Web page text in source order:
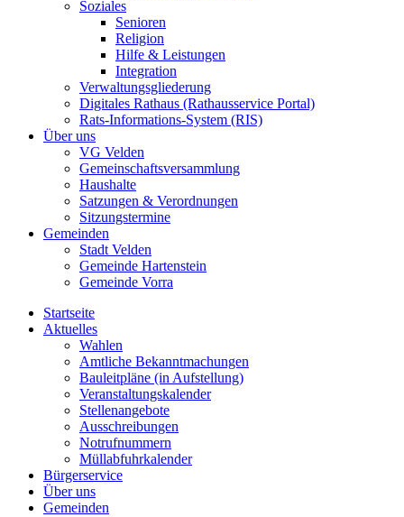
Soziales
Senioren
Religion
Hilfe & Leistungen
Integration
Verwaltungsgliederung
Digitales Rathaus (Rathausservice Portal)
Rats-Informations-System (RIS)
Über uns
VG Velden
Gemeinschaftsversammlung
Haushalte
Satzungen & Verordnungen
Sitzungstermine
Gemeinden
Stadt Velden
Gemeinde Hartenstein
Gemeinde Vorra
Startseite
Aktuelles
Wahlen
Amtliche Bekanntmachungen
Bauleitpläne (in Aufstellung)
Veranstaltungskalender
Stellenangebote
Ausschreibungen
Notrufnummern
Müllabfuhrkalender
Bürgerservice
Über uns
Gemeinden